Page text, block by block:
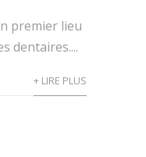
premier lieu
dentaires....
+ LIRE PLUS